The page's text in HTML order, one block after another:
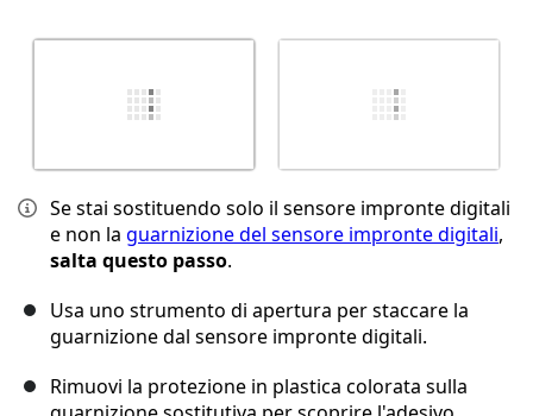
Se stai sostituendo solo il sensore impronte digitali
e non la guarnizione del sensore impronte digitali,
salta questo passo.
Usa uno strumento di apertura per staccare la
guarnizione dal sensore impronte digitali.
Rimuovi la protezione in plastica colorata sulla